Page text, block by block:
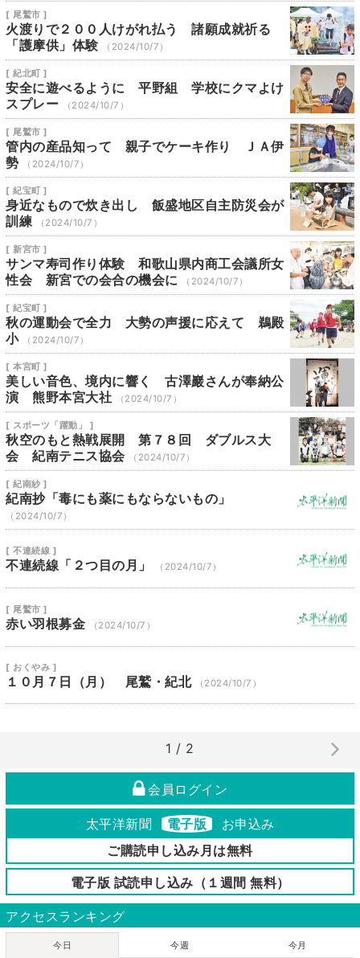
[ 尾鷲市 ]
火渡りで２００人けがれ払う 諸願成就祈る
「護摩供」体験
（2024/10/7）
[ 紀北町 ]
安全に遊べるように 平野組 学校にクマよけ
スプレー
（2024/10/7）
[ 尾鷲市 ]
管内の産品知って 親子でケーキ作り ＪＡ伊
勢
（2024/10/7）
[ 紀宝町 ]
身近なもので炊き出し 飯盛地区自主防災会が
訓練
（2024/10/7）
[ 新宮市 ]
サンマ寿司作り体験 和歌山県内商工会議所女
性会 新宮での会合の機会に
（2024/10/7）
[ 紀宝町 ]
秋の運動会で全力 大勢の声援に応えて 鵜殿
小
（2024/10/7）
[ 本宮町 ]
美しい音色、境内に響く 古澤巖さんが奉納公
演 熊野本宮大社
（2024/10/7）
[ スポーツ「躍動」 ]
秋空のもと熱戦展開 第７８回 ダブルス大
会 紀南テニス協会
（2024/10/7）
[ 紀南紗 ]
紀南抄「毒にも薬にもならないもの」
（2024/10/7）
[ 不連続線 ]
不連続線「２つ目の月」 （2024/10/7）
[ 尾鷲市 ]
赤い羽根募金 （2024/10/7）
[ おくやみ ]
１０月７日（月） 尾鷲・紀北 （2024/10/7）
1 / 2
会員ログイン
太平洋新聞 電子版
お申込み
ご購読申し込み月は無料
電子版 試読申し込み（１週間 無料）
アクセスランキング
今日 今週 今月